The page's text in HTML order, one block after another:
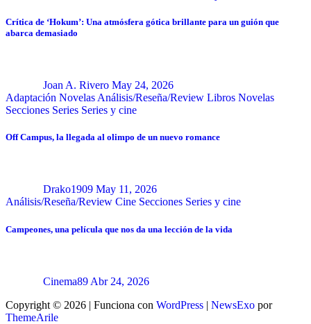
Crítica de ‘Hokum’: Una atmósfera gótica brillante para un guión que
abarca demasiado
Joan A. Rivero May 24, 2026
Adaptación Novelas Análisis/Reseña/Review Libros Novelas
Secciones Series Series y cine
Off Campus, la llegada al olimpo de un nuevo romance
Drako1909 May 11, 2026
Análisis/Reseña/Review Cine Secciones Series y cine
Campeones, una película que nos da una lección de la vida
Cinema89 Abr 24, 2026
Copyright © 2026 | Funciona con WordPress | NewsExo por
ThemeArile